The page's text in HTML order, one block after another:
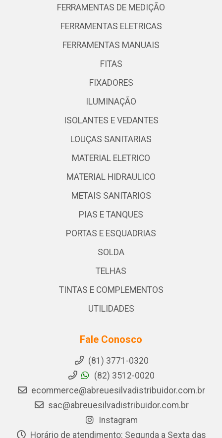
FERRAMENTAS DE MEDIÇÃO
FERRAMENTAS ELETRICAS
FERRAMENTAS MANUAIS
FITAS
FIXADORES
ILUMINAÇÃO
ISOLANTES E VEDANTES
LOUÇAS SANITARIAS
MATERIAL ELETRICO
MATERIAL HIDRAULICO
METAIS SANITARIOS
PIAS E TANQUES
PORTAS E ESQUADRIAS
SOLDA
TELHAS
TINTAS E COMPLEMENTOS
UTILIDADES
Fale Conosco
(81) 3771-0320
(82) 3512-0020
ecommerce@abreuesilvadistribuidor.com.br
sac@abreuesilvadistribuidor.com.br
Instagram
Horário de atendimento: Segunda a Sexta das